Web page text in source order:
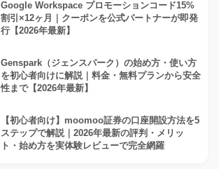
Google Workspace プロモーションコード15%
割引×12ヶ月｜クーポンを公式パートナーが即発
行【2026年最新】
Genspark（ジェンスパーク）の始め方・使い方
を初心者向けに解説｜料金・無料プランから安全
性まで【2026年最新】
【初心者向け】moomoo証券の口座開設方法を5
ステップで解説｜2026年最新の評判・メリッ
ト・始め方を実体験レビューで完全網羅